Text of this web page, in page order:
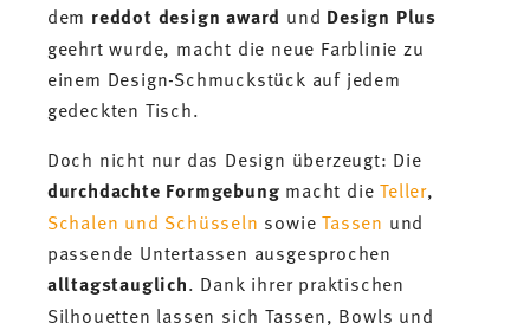
dem reddot design award und Design Plus
geehrt wurde, macht die neue Farblinie zu
einem Design-Schmuckstück auf jedem
gedeckten Tisch.
Doch nicht nur das Design überzeugt: Die
durchdachte Formgebung macht dieTeller,
Schalen und Schüsseln sowieTassen und
passende Untertassen ausgesprochen
alltagstauglich. Dank ihrer praktischen
Silhouetten lassen sich Tassen, Bowls und